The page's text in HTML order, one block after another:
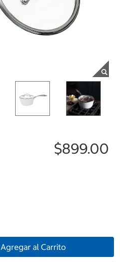
$899.00
Agregar al Carrito